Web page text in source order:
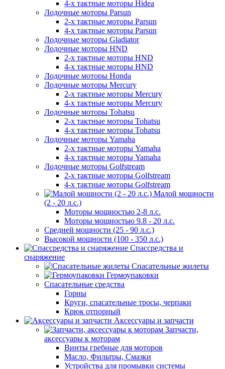
4-х тактные моторы Hidea
Лодочные моторы Parsun
2-х тактные моторы Parsun
4-х тактные моторы Parsun
Лодочные моторы Gladiator
Лодочные моторы HND
2-х тактные моторы HND
4-х тактные моторы HND
Лодочные моторы Honda
Лодочные моторы Mercury
2-х тактные моторы Mercury
4-х тактные моторы Mercury
Лодочные моторы Tohatsu
2-х тактные моторы Tohatsu
4-х тактные моторы Tohatsu
Лодочные моторы Yamaha
2-х тактные моторы Yamaha
4-х тактные моторы Yamaha
Лодочные моторы Golfstream
2-х тактные моторы Golfstream
4-х тактные моторы Golfstream
Малой мощности
(2 - 20 л.с.)
Моторы мощностью 2-8 л.с.
Моторы мощностью 9.8 - 20 л.с.
Средней мощности (25 - 90 л.с.)
Высокой мощности (100 - 350 л.с.)
Спассредства и
снаряжение
Спасательные жилеты
Гермоупаковки
Спасательные средства
Горны
Круги, спасательные тросы, черпаки
Крюк отпорный
Аксессуары и запчасти
Запчасти,
аксессуары к моторам
Винты гребные для моторов
Масло, Фильтры, Смазки
Устройства для промывки системы